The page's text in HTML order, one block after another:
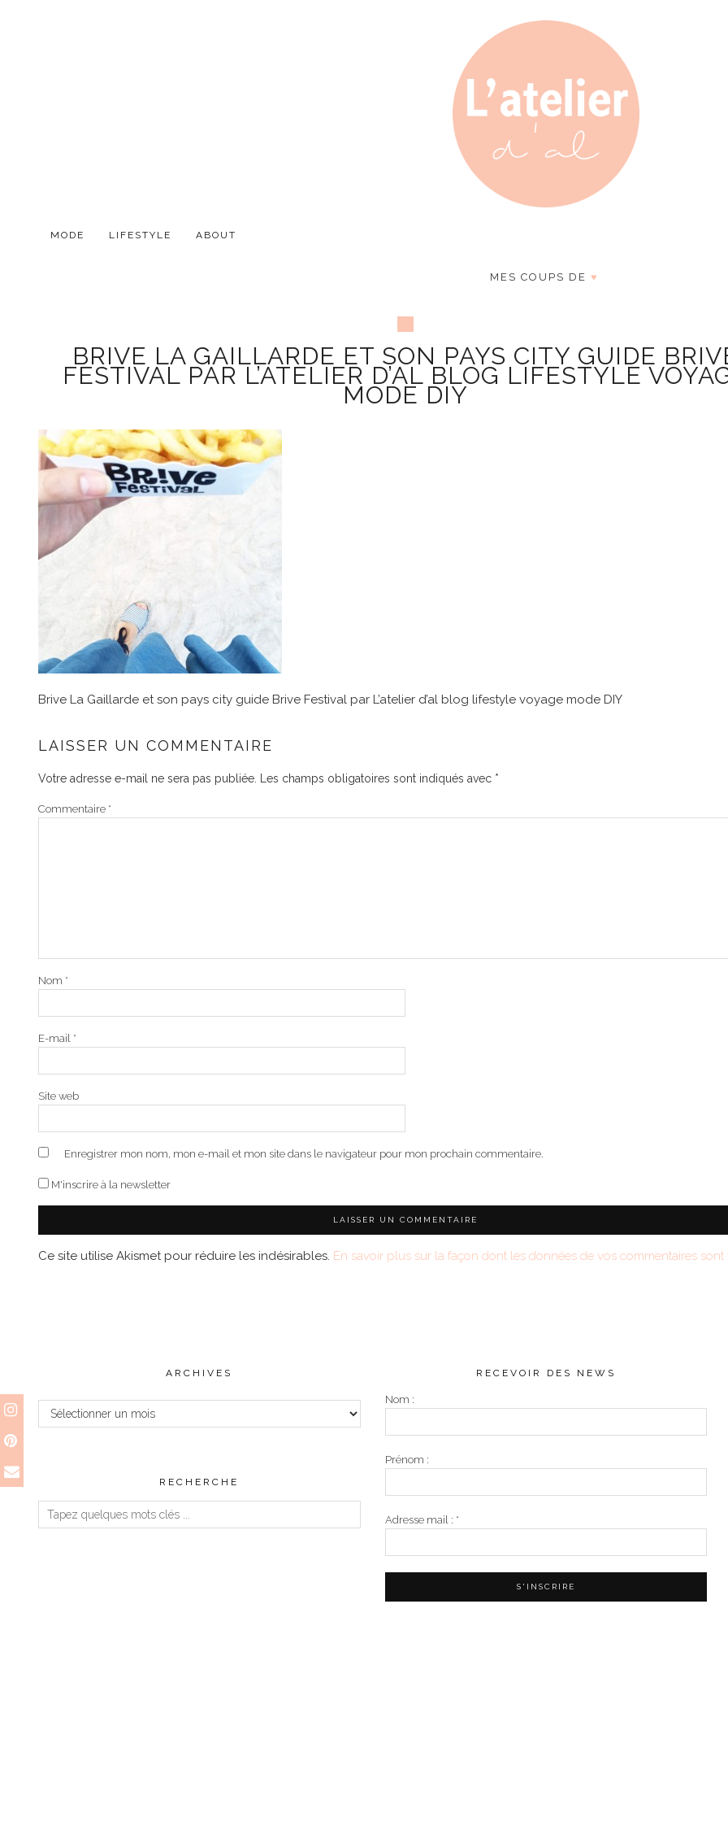
MODE LIFESTYLE ABOUT
MES COUPS DE ♥
BRIVE LA GAILLARDE ET SON PAYS CITY GUIDE
FESTIVAL PAR L’ATELIER D’AL BLOG LIFESTYLE
MODE DIY
Brive La Gaillarde et son pays city guide Brive Festival par L’atelier d’al blog lifestyle voyage mode DIY
LAISSER UN COMMENTAIRE
Votre adresse e-mail ne sera pas publiée. Les champs obligatoires sont indiqués avec *
Commentaire *
Nom *
E-mail *
Site web
Enregistrer mon nom, mon e-mail et mon site dans le navigateur pour mon prochain commentaire.
M'inscrire à la newsletter
Ce site utilise Akismet pour réduire les indésirables. En savoir plus sur la façon dont les données de vos commentaires sont
ARCHIVES
Archives
RECHERCHE
RECEVOIR DES NEWS
Nom :
Prénom :
Adresse mail : *